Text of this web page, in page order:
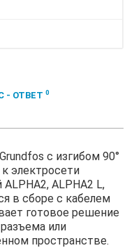
- ОТВЕТ 0
с изгибом 90°
электросети
ALPHA2 L,
в сборе с кабелем
готовое решение
или
пространстве.